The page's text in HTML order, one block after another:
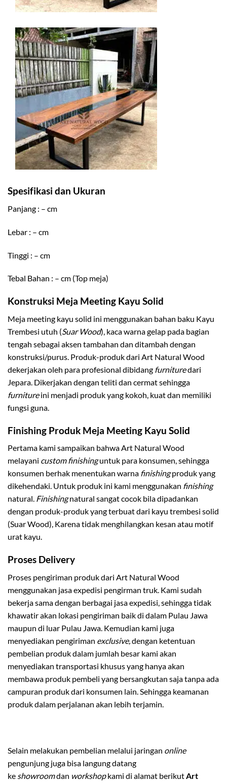
Spesifikasi dan Ukuran
Panjang : – cm
Lebar : – cm
Tinggi : – cm
Tebal Bahan : – cm (Top meja)
Konstruksi Meja Meeting Kayu Solid
Meja meeting kayu solid ini menggunakan bahan baku Kayu
Trembesi utuh (Suar Wood), kaca warna gelap pada bagian
tengah sebagai aksen tambahan dan ditambah dengan
konstruksi/purus. Produk-produk dari Art Natural Wood
dekerjakan oleh para profesional dibidang furnituredari
Jepara. Dikerjakan dengan teliti dan cermat sehingga
furnitureini menjadi produk yang kokoh, kuat dan memiliki
fungsi guna.
Finishing Produk Meja Meeting Kayu Solid
Pertama kami sampaikan bahwa Art Natural Wood
melayani custom finishinguntuk para konsumen, sehingga
konsumen berhak menentukan warna finishingproduk yang
dikehendaki. Untuk produk ini kami menggunakan finishing
natural. Finishingnatural sangat cocok bila dipadankan
dengan produk-produk yang terbuat dari kayu trembesi solid
(Suar Wood), Karena tidak menghilangkan kesan atau motif
urat kayu.
Proses Delivery
Proses pengiriman produk dari Art Natural Wood
menggunakan jasa expedisi pengirman truk. Kami sudah
bekerja sama dengan berbagai jasa expedisi, sehingga tidak
khawatir akan lokasi pengiriman baik di dalam Pulau Jawa
maupun di luar Pulau Jawa. Kemudian kami juga
menyediakan pengiriman exclusive, dengan ketentuan
pembelian produk dalam jumlah besar kami akan
menyediakan transportasi khusus yang hanya akan
membawa produk pembeli yang bersangkutan saja tanpa ada
campuran produk dari konsumen lain. Sehingga keamanan
produk dalam perjalanan akan lebih terjamin.
Selain melakukan pembelian melalui jaringan online
pengunjung juga bisa langung datang
ke showroomdan workshopkami di alamat berikutArt